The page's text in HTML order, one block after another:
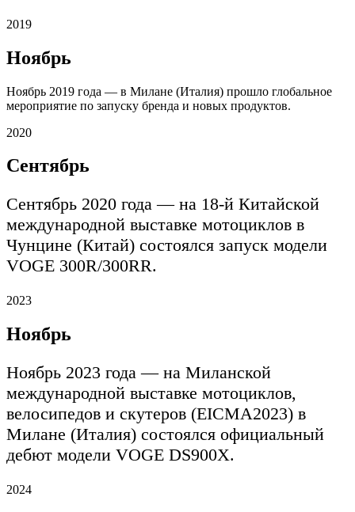
2019
Ноябрь
Ноябрь 2019 года — в Милане (Италия) прошло глобальное
мероприятие по запуску бренда и новых продуктов.
2020
Сентябрь
Сентябрь 2020 года — на 18-й Китайской
международной выставке мотоциклов в
Чунцине (Китай) состоялся запуск модели
VOGE 300R/300RR.
2023
Ноябрь
Ноябрь 2023 года — на Миланской
международной выставке мотоциклов,
велосипедов и скутеров (EICMA2023) в
Милане (Италия) состоялся официальный
дебют модели VOGE DS900X.
2024